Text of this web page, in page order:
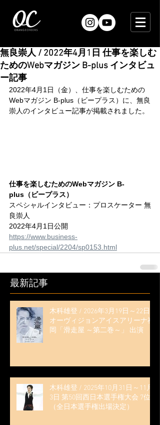
無良崇人 / 2022年4月1日 仕事を楽しむ
ためのWebマガジン B-plus インタビュ
ー記事
2022年4月1日（金）、仕事を楽しむための
Webマガジン B-plus（ビープラス）に、無良
崇人のインタビュー記事が掲載されました。
仕事を楽しむためのWebマガジン B-
plus（ビープラス）
スペシャルインタビュー：プロスケーター 無
良崇人
2022年4月1日公開
https://www.business-
plus.net/special/2204/sp0153.html
最新記事
木科雄登 / 2026年3月19日～22日
オーヴィジョンアイスアリーナ福
岡「滑走屋 ～第二巻～」 出演
木科雄登 / 2025年10月31日～11月
3日 第50回西日本選手権大会 7位
（全日本選手権出場決定）